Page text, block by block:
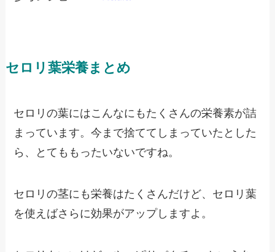
セロリ葉栄養まとめ
セロリの葉にはこんなにもたくさんの栄養素が詰
まっています。今まで捨ててしまっていたとした
ら、とてももったいないですね。
セロリの茎にも栄養はたくさんだけど、セロリ葉
を使えばさらに効果がアップしますよ。